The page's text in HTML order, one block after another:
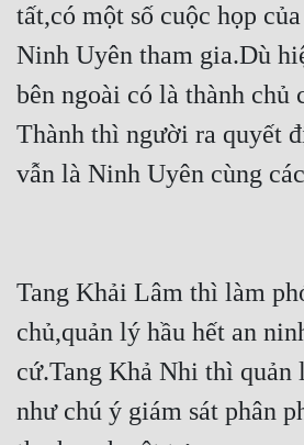
Kỳ Ảo
Lịch Sử
Mỹ Thực
Ngôn Tình
Ngược
Nữ Cường
tất,có một số cuộc họp
Ninh Uyên tham gia.Dù
bên ngoài có là thành chủ
Thành thì người ra quyết
vẫn là Ninh Uyên cùng
Tang Khải Lâm thì làm
chủ,quản lý hầu hết an
cứ.Tang Khả Nhi thì quản
như chú ý giám sát phân